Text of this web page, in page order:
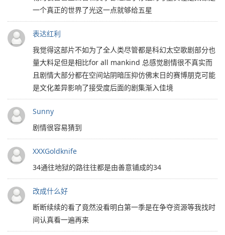
一个真正的世界了光这一点就够给五星
表达红利
我觉得这部片不如为了全人类尽管都是科幻太空歌剧部分也
量大料足但是相比for all mankind 总感觉剧情很不真实而
且剧情大部分都在空间站阴暗压抑仿佛末日的赛博朋克可能
是文化差异影响了接受度后面的剧集渐入佳境
Sunny
剧情很容易猜到
XXXGoldknife
34通往地狱的路往往都是由善意铺成的34
改成什么好
断断续续的看了竟然没看明白第一季是在争夺资源等我找时
间认真看一遍再来